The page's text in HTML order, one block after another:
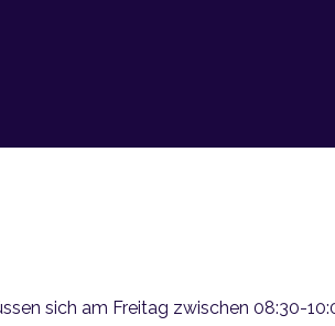
sich am Freitag zwischen 08:30-